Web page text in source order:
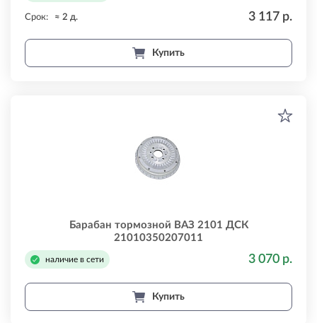
Срок: ≈ 2 д. 3 117 р.
Купить
Барабан тормозной ВАЗ 2101 ДСК
21010350207011
наличие в сети 3 070 р.
Купить